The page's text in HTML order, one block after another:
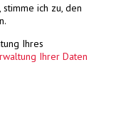
ich zu, den
Ihres
Ihrer Daten